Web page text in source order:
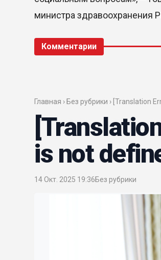
министра здравоохранения
Комментарии
Главная › Без рубрики › [Translation
is not
14 Окт. 2025 19:36Без рубрики